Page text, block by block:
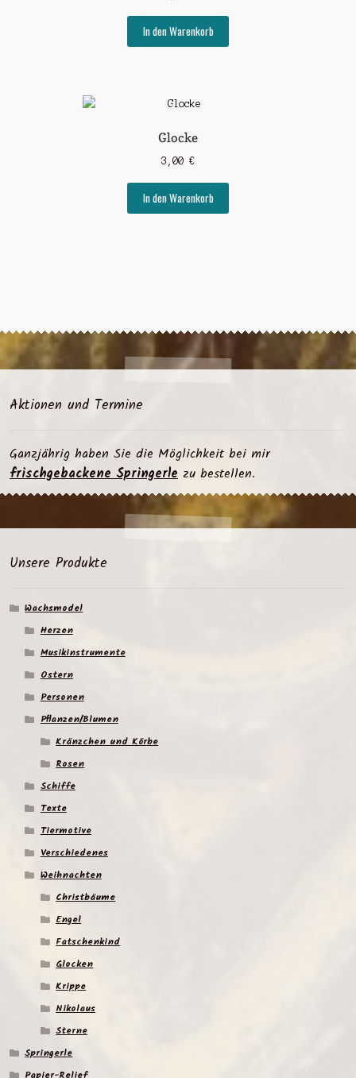
In den Warenkorb
Glocke
3,00 €
In den Warenkorb
Aktionen und Termine
Ganzjährig haben Sie die Möglichkeit bei mir
frischgebackene Springerlezu bestellen.
Unsere Produkte
Wachsmodel
Herzen
Musikinstrumente
Ostern
Personen
Pflanzen/Blumen
Kränzchen und Körbe
Rosen
Schiffe
Texte
Tiermotive
Verschiedenes
Weihnachten
Christbäume
Engel
Fatschenkind
Glocken
Krippe
Nikolaus
Sterne
Springerle